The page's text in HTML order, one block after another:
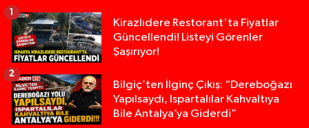
Kirazlıdere Restorant'ta Fiyatlar
Güncellendi! Listeyi Görenler
Şaşırıyor!
1
Bilgiç’ten İlginç Çıkış: “Dereboğazı
Yapılsaydı, Ispartalılar Kahvaltıya
Bile Antalya’ya Giderdi”
2